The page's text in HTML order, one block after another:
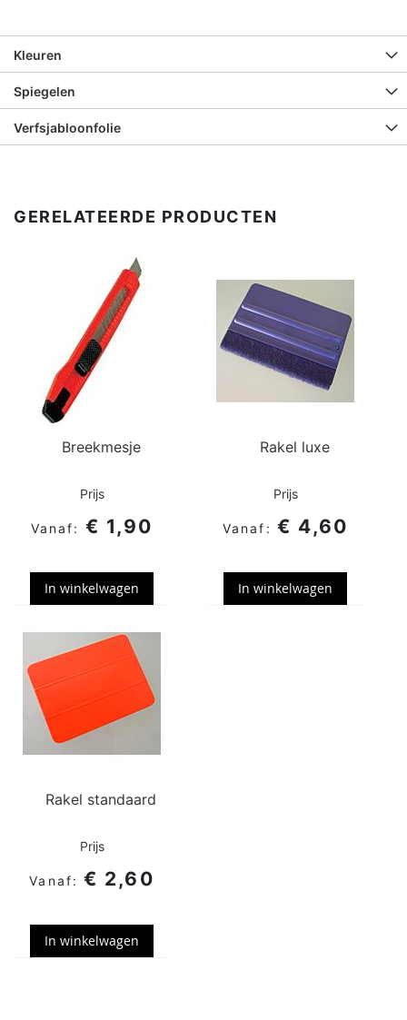
Kleuren
Spiegelen
Verfsjabloonfolie
GERELATEERDE PRODUCTEN
Breekmesje
Prijs
€ 1,90
In winkelwagen
Rakel luxe
Prijs
€ 4,60
In winkelwagen
Rakel standaard
Prijs
€ 2,60
In winkelwagen